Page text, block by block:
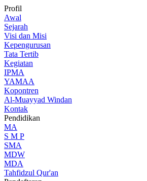
Profil
Awal
Sejarah
Visi dan Misi
Kepengurusan
Tata Tertib
Kegiatan
IPMA
YAMAA
Kopontren
Al-Muayyad Windan
Kontak
Pendidikan
MA
S M P
SMA
MDW
MDA
Tahfidzul Qur'an